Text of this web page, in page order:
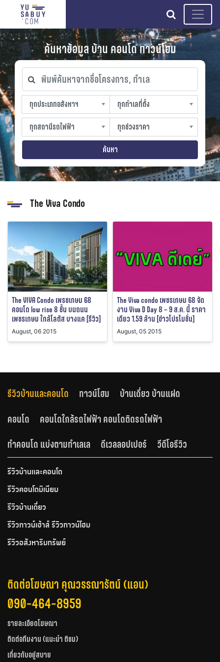
search
ค้นหาข้อมูล บ้าน คอนโด ทาวน์โฮม
พิมพ์ค้นหาจากชื่อโครงการ, ทำเล
ทุกประเภทอสังหาฯ
ทุกประเภทอสังหาฯ
sproperty
ทุกทำเลที่ตั้ง
ทุกทำเลที่ตั้ง
slocation
ทุกสถานีรถไฟฟ้า
ทุกสถานีรถไฟฟ้า
strain-station
ทุกช่วงราคา
ทุกช่วงราคา
sprice
ค้นหา
The Viva Condo
The VIVA Condo เพรชเกษม 68
คอนโด low rise 8 ชั้น บนถนน
เพชรเกษม ใกล้โลตัส บางแค [รีวิว]
August, 06 2015
The Viva condo เพชรเกษม 68 จัด
งาน Viva D Day 8 – 9 ส.ค. นี้ ราคา
เดียว 1.59 ล้าน [ข่าวโปรโมชั่น]
August, 05 2015
รีวิวบ้านและคอนโด ทาวน์โฮม
บ้านเดี่ยว บ้านแฝด
คอนโด
คอนโดใกล้รถไฟฟ้า คอนโดติดรถไฟฟ้า
ทำคอนโด แบ่งตามทำเลเล
ดีเวลลอปเปอร์ วีดีโอรีวิว
รีวิวบ้านและคอนโด
รีวิวคอนโดมิเนียม
รีวิวบ้านเดี่ยว
รีวิวทาวน์เฮ้าส์ รีวิวทาวน์โฮม
รีวิวอสังหาริมทรัพย์
ติดต่อโฆษณา คุณวรรณารัตน์ (แอน)
090-464-8959
รายละเอียดโฆษณา
ติดต่อทีมงาน (แนะนำ ติชม)
เกี่ยวกับอยู่สบาย